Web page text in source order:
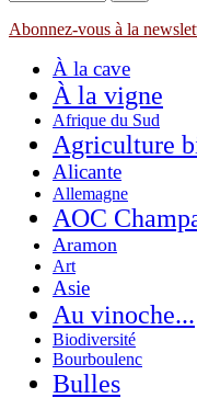
Abonnez-vous à la
À la cave
À la vigne
Afrique du Sud
Agriculture
Alicante
Allemagne
AOC
Aramon
Art
Asie
Au vinoche...
Biodiversité
Bourboulenc
Bulles